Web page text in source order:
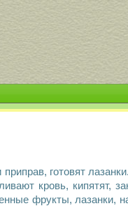
готовят
кровь, кипятят,
фрукты, лазанки,